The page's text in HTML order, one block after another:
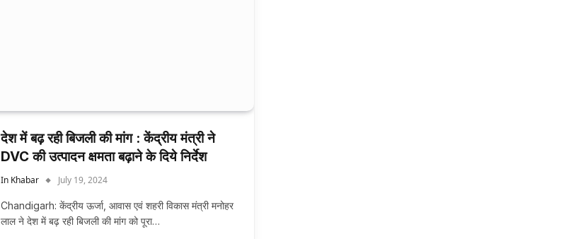
देश में बढ़ रही बिजली की मांग : केंद्रीय मंत्री ने
DVC की उत्पादन क्षमता बढ़ाने के दिये निर्देश
In Khabar July 19, 2024
Chandigarh: केंद्रीय ऊर्जा, आवास एवं शहरी विकास मंत्री मनोहर
लाल ने देश में बढ़ रही बिजली की मांग को पूरा…